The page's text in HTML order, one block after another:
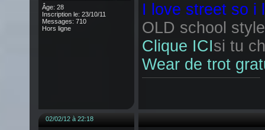
Âge: 28
Inscription le: 23/10/11
Messages: 710
Hors ligne
I love street so i
OLD school
Clique ICIsi tu
Wear de trot
02/02/12 à 22:18